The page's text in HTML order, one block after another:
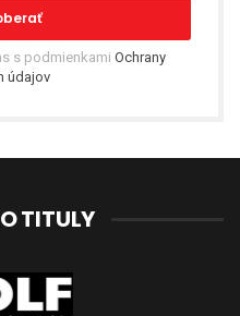
s podmienkami Ochrany
údajov
TITULY